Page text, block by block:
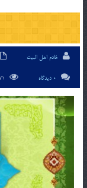
خادم اهل البیت
0 دیدگاه